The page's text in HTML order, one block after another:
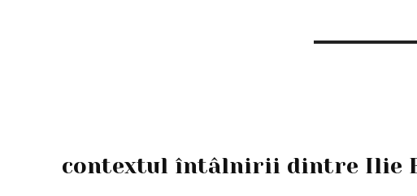
contextul întâlnirii dintre Ilie